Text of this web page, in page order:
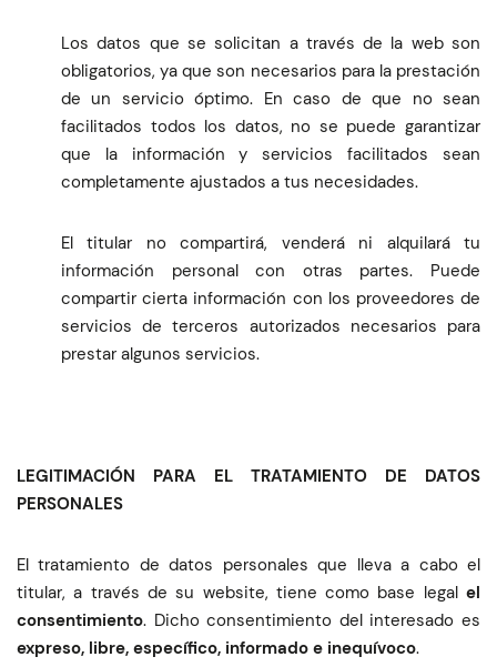
Los datos que se solicitan a través de la web son
obligatorios, ya que son necesarios para la prestación
de un servicio óptimo. En caso de que no sean
facilitados todos los datos, no se puede garantizar
que la información y servicios facilitados sean
completamente ajustados a tus necesidades.
El titular no compartirá, venderá ni alquilará tu
información personal con otras partes. Puede
compartir cierta información con los proveedores de
servicios de terceros autorizados necesarios para
prestar algunos servicios.
LEGITIMACIÓN PARA EL TRATAMIENTO DE DATOS
PERSONALES
El tratamiento de datos personales que lleva a cabo el
titular, a través de su website, tiene como base legal el
consentimiento. Dicho consentimiento del interesado es
expreso, libre, específico, informado e inequívoco.